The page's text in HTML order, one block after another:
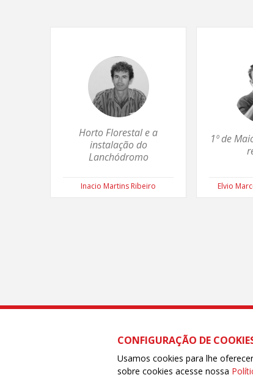
Horto Florestal e a
instalação do
Lanchódromo
Inacio Martins Ribeiro
1º de
Elvio
CENTRAL ÚNICA DOS
Travessa Coronel Edgarde Gomes,
Fone: (55 67) 3325.9406 /
CONFIGURAÇÃO DE
Usamos cookies para lhe
sobre cookies acesse nossa